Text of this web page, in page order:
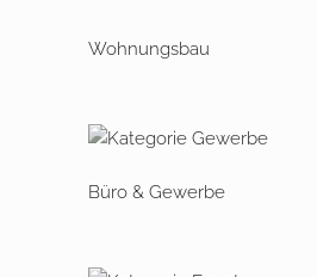
Wohnungsbau
Büro & Gewerbe